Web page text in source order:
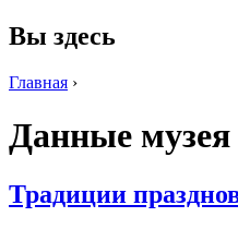
Вы здесь
Главная ›
Данные музея
Традиции